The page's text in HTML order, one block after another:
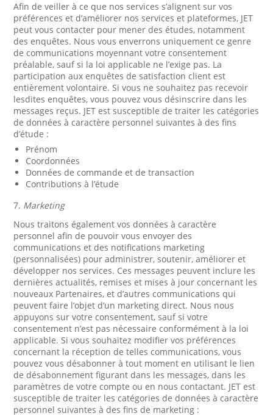
Afin de veiller à ce que nos services s’alignent sur vos
préférences et d’améliorer nos services et plateformes, JET
peut vous contacter pour mener des études, notamment
des enquêtes. Nous vous enverrons uniquement ce genre
de communications moyennant votre consentement
préalable, sauf si la loi applicable ne l’exige pas. La
participation aux enquêtes de satisfaction client est
entièrement volontaire. Si vous ne souhaitez pas recevoir
lesdites enquêtes, vous pouvez vous désinscrire dans les
messages reçus. JET est susceptible de traiter les catégories
de données à caractère personnel suivantes à des fins
d’étude :
Prénom
Coordonnées
Données de commande et de transaction
Contributions à l’étude
7. Marketing
Nous traitons également vos données à caractère
personnel afin de pouvoir vous envoyer des
communications et des notifications marketing
(personnalisées) pour administrer, soutenir, améliorer et
développer nos services. Ces messages peuvent inclure les
dernières actualités, remises et mises à jour concernant les
nouveaux Partenaires, et d’autres communications qui
peuvent faire l’objet d’un marketing direct. Nous nous
appuyons sur votre consentement, sauf si votre
consentement n’est pas nécessaire conformément à la loi
applicable. Si vous souhaitez modifier vos préférences
concernant la réception de telles communications, vous
pouvez vous désabonner à tout moment en utilisant le lien
de désabonnement figurant dans les messages, dans les
paramètres de votre compte ou en nous contactant. JET est
susceptible de traiter les catégories de données à caractère
personnel suivantes à des fins de marketing :